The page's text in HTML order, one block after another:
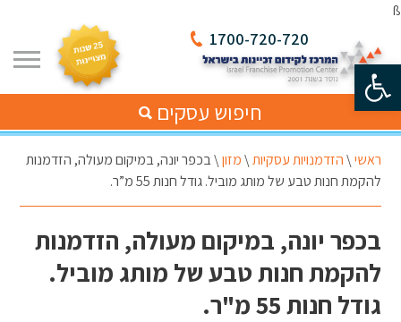
פתח סרגל נגישות
ß
1700-720-720
חיפוש עסקים
ראשי\הזדמנויות עסקיות\מזון\בכפר יונה, במיקום מעולה, הזדמנות
להקמת חנות טבע של מותג מוביל. גודל חנות 55 מ”ר.
בכפר יונה, במיקום מעולה, הזדמנות
להקמת חנות טבע של מותג מוביל.
גודל חנות 55 מ"ר.